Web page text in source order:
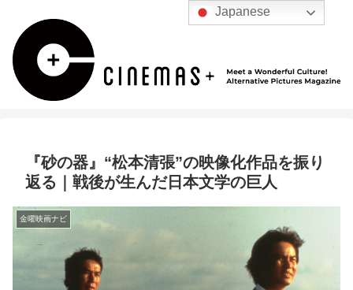
『砂の器』“松本清張”の映像化作品を振り
返る｜戦後が生んだ日本文学の巨人
金曜映画ナビ
Japanese